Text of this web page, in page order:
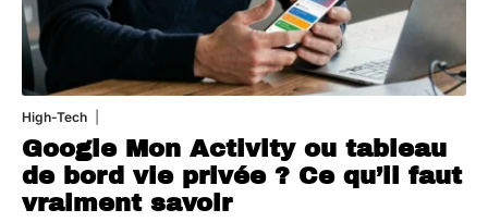
High-Tech
Google Mon Activity ou tableau
de bord vie privée ? Ce qu’il faut
vraiment savoir